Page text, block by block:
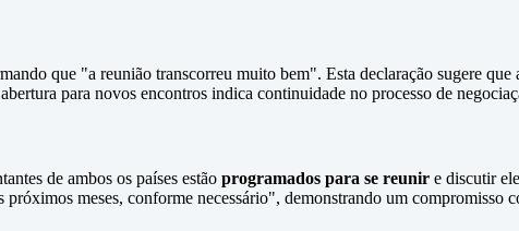
que "a reunião transcorreu muito bem". Esta declaração sugere que
para novos encontros indica continuidade no processo de
de ambos os países estão programados para se reunir e discutir
meses, conforme necessário", demonstrando um compromisso